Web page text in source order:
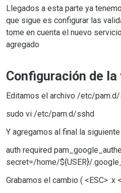
Llegados a esta parte ya
que sigue es configurar las
tome en cuenta el nuevo
agregado
Configuración de la
Editamos el archivo /etc/
sudo vi /etc/pam.d/sshd
Y agregamos al final la
auth required
secret=/home/${USER}/
Grabamos el cambio ( <ESC> :x